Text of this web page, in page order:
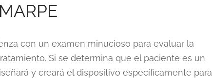
con un examen minucioso para evaluar la
Si se determina que el paciente es un
y creará el dispositivo específicamente para